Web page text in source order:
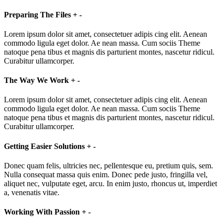
Preparing The Files + -
Lorem ipsum dolor sit amet, consectetuer adipis cing elit. Aenean
commodo ligula eget dolor. Ae nean massa. Cum sociis Theme
natoque pena tibus et magnis dis parturient montes, nascetur ridicul.
Curabitur ullamcorper.
The Way We Work + -
Lorem ipsum dolor sit amet, consectetuer adipis cing elit. Aenean
commodo ligula eget dolor. Ae nean massa. Cum sociis Theme
natoque pena tibus et magnis dis parturient montes, nascetur ridicul.
Curabitur ullamcorper.
Getting Easier Solutions + -
Donec quam felis, ultricies nec, pellentesque eu, pretium quis, sem.
Nulla consequat massa quis enim. Donec pede justo, fringilla vel,
aliquet nec, vulputate eget, arcu. In enim justo, rhoncus ut, imperdiet
a, venenatis vitae.
Working With Passion + -